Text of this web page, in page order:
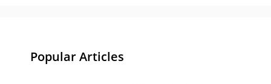
Popular Articles